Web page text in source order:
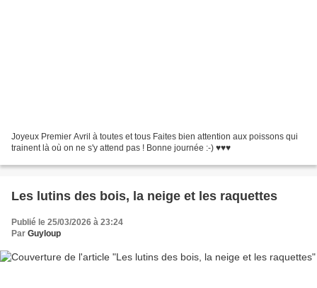
Joyeux Premier Avril à toutes et tous Faites bien attention aux poissons qui
trainent là où on ne s'y attend pas ! Bonne journée :-) ♥♥♥
Les lutins des bois, la neige et les raquettes
Publié le 25/03/2026 à 23:24
Par Guyloup